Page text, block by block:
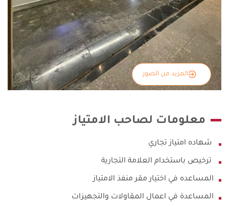
المزيد من الصور
معلومات لصاحب الامتياز
شهاده امتياز تجاري
ترخيص باستخدام العلامة التجارية
المساعده في اختيار مقر منفذ الامتياز
المساعدة في اعمال المقاولات والتجهيزات